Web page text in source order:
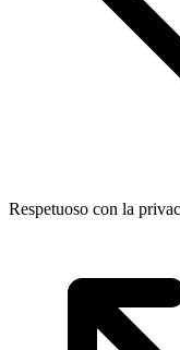
Respetuoso con la